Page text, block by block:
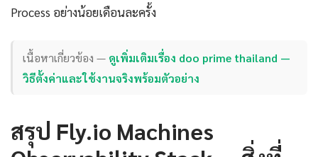
Process อย่างน้อยเดือนละครั้ง
เนื้อหาเกี่ยวข้อง — ดูเพิ่มเติมเรื่อง doo prime thailand —
วิธีตั้งค่าและใช้งานจริงพร้อมตัวอย่าง
สรุป Fly.io Machines